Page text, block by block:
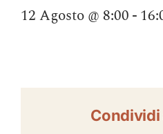
12 Agosto @ 8:00-